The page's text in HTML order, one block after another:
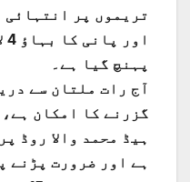
تریموں پر انتہائی
پہنچ گیا ہے۔
آج رات ملتان سے
گزرنے کا امکان
ہیڈ محمد والا روڈ
ہے اور ضرورت پڑنے